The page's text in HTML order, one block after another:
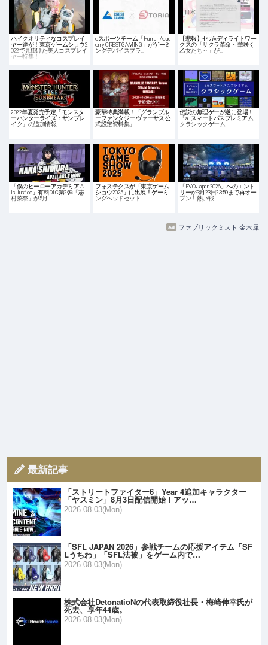
ハイクオリティなコスプレイ
ヤー達が！東京ゲームショウ2
022で見掛けた美人コスプレイ
ヤー特集！
eスポーツチーム「Human Acad
emy CREST GAMING」がゲーミ
ングデバイスブラ…
【悲報】セガ×ディライトワー
クスの「サクラ革命 ～華咲く
乙女たち～」が…
2022年夏発売予定「モンスタ
ーハンターライズ：サンブレ
イク」の追加情報…
豪華特典満載！「グランブル
ーファンタジー ヴァーサス 公
式設定資料集」…
伝説の無理ゲーが遂に登場！
「auスマートパスプレミアム
クラシックゲーム…
「僕のヒーローアカデミア Al
l's Justice」有料DLC第2弾「志
村菜奈」が5月…
フォステクスが「東京ゲーム
ショウ2025」に出展！ゲーミ
ングヘッドセット…
「EVO Japan 2026」へのエント
リーが3月23日23:59まで再オー
プン！熱い戦…
ファブリックミスト 金木犀
最新記事
「ストリートファイター6」Year 4追加キャラクター
「ヤスミン」8月3日配信開始！アッ…
2026.08.03(Mon)
「SFL JAPAN 2026」参戦チームの応援アイテム「SF
Lうちわ」「SFL法被」をゲーム内で…
2026.08.03(Mon)
株式会社DetonatioNの代表取締役社長・梅崎伸幸氏が
死去、享年44歳。
2026.08.03(Mon)